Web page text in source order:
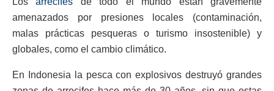
amenazados por presiones locales (contaminación,
malas prácticas pesqueras o turismo insostenible) y
globales, como el cambio climático.
En Indonesia la pesca con explosivos destruyó grandes